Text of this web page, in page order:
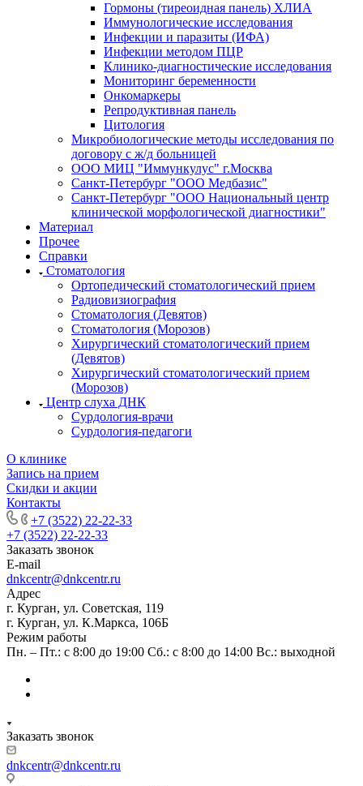
Гормоны (тиреоидная панель) ХЛИА
Иммунологические исследования
Инфекции и паразиты (ИФА)
Инфекции методом ПЦР
Клинико-диагностические исследования
Мониторинг беременности
Онкомаркеры
Репродуктивная панель
Цитология
Микробиологические методы исследования по
договору с ж/д больницей
ООО МИЦ "Иммункулус" г.Москва
Санкт-Петербург "ООО Медбазис"
Санкт-Петербург "ООО Национальный центр
клинической морфологической диагностики"
Материал
Прочее
Справки
Стоматология
Ортопедический стоматологический прием
Радиовизиография
Стоматология (Девятов)
Стоматология (Морозов)
Хирургический стоматологический прием
(Девятов)
Хирургический стоматологический прием
(Морозов)
Центр слуха ДНК
Сурдология-врачи
Сурдология-педагоги
О клинике
Запись на прием
Скидки и акции
Контакты
+7 (3522) 22-22-33
+7 (3522) 22-22-33
Заказать звонок
E-mail
dnkcentr@dnkcentr.ru
Адрес
г. Курган, ул. Советская, 119
г. Курган, ул. К.Маркса, 106Б
Режим работы
Пн. – Пт.: с 8:00 до 19:00 Сб.: с 8:00 до 14:00 Вс.: выходной
Заказать звонок
dnkcentr@dnkcentr.ru